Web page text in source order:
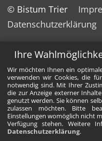
Ihre
Wir möchten Ihnen ein
verwenden wir Cookies, die
notwendig sind. Mit Ihrer
die zur Anzeige externer
genutzt werden. Sie können
zulassen möchten. Bitte
Einstellungen womöglich nicht
Verfügung stehen. Weitere
Datenschutzerklärung.
© Bistum Trier
Datenschutzerklärung